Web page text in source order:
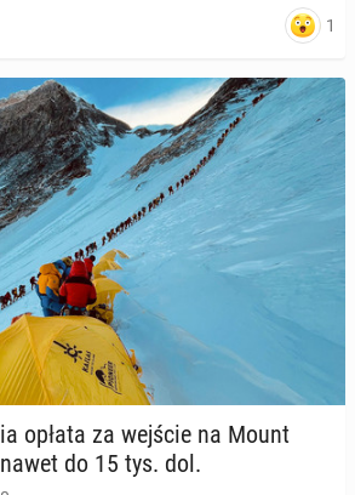
1
opłata za wejście na Mount
do 15 tys. dol.